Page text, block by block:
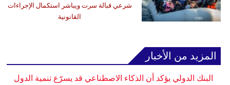
شرعي قبالة سرت ويباشر استكمال الإجراءات
القانونية
المزيد من الأخبار
البنك الدولي يؤكد أن الذكاء الاصطناعي قد يسرّع تنمية الدول